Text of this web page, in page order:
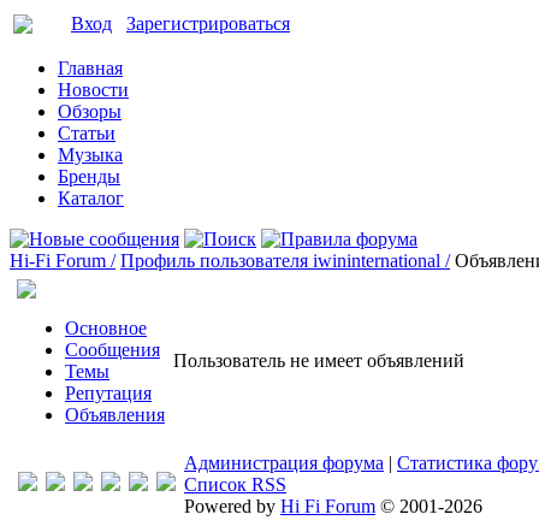
Вход Зарегистрироваться
Главная
Новости
Обзоры
Статьи
Музыка
Бренды
Каталог
Hi-Fi Forum / Профиль пользователя iwininternational /
Основное
Сообщения
Темы
Репутация
Объявления
Пользователь не имеет объявлений
Администрация форума | Статистика
Список RSS
Powered by Hi Fi Forum © 2001-2026